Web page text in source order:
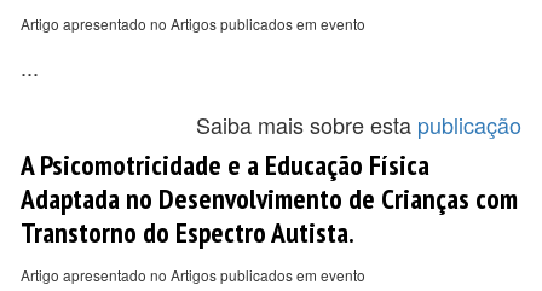
Artigo apresentado no Artigos publicados em evento
...
Saiba mais sobre esta publicação
A Psicomotricidade e a Educação Física
Adaptada no Desenvolvimento de Crianças com
Transtorno do Espectro Autista.
Artigo apresentado no Artigos publicados em evento